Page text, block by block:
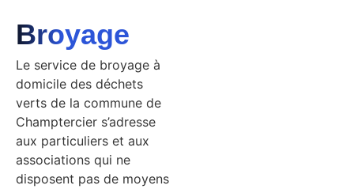
Broyage
Le service de broyage à
domicile des déchets
verts de la commune de
Champtercier s’adresse
aux particuliers et aux
associations qui ne
disposent pas de moyens